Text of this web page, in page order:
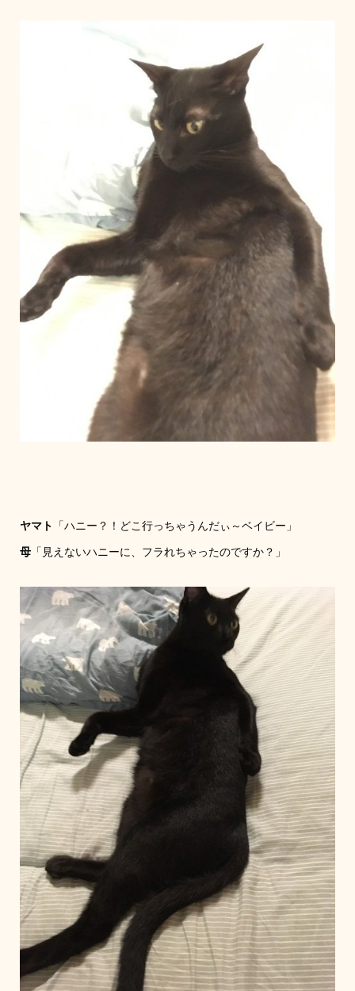
ヤマト 「ハニー？！どこ行っちゃうんだぃ～ベイビー」
母「見えないハニーに、フラれちゃったのですか？」